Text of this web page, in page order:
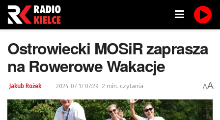
Ostrowiecki MOSiR zaprasza
na Rowerowe Wakacje
Jakub Rożek 2024-07-17 07:29 2 min. czytania AA